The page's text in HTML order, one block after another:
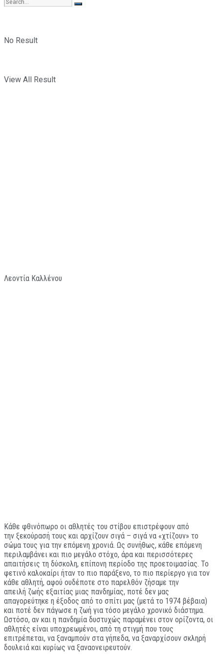
No Result
View All Result
Λεοντία Καλλένου
Κάθε φθινόπωρο οι αθλητές του στίβου επιστρέφουν από
την ξεκούρασή τους και αρχίζουν σιγά – σιγά να «χτίζουν» το
σώμα τους για την επόμενη χρονιά. Ως συνήθως, κάθε επόμενη
περιλαμβάνει και πιο μεγάλο στόχο, άρα και περισσότερες
απαιτήσεις τη δύσκολη, επίπονη περίοδο της προετοιμασίας. Το
φετινό καλοκαίρι ήταν το πιο παράξενο, το πιο περίεργο για τον
κάθε αθλητή, αφού ουδέποτε στο παρελθόν ζήσαμε την
απειλή ζωής εξαιτίας μιας πανδημίας, ποτέ δεν μας
απαγορεύτηκε η έξοδος από το σπίτι μας (μετά το 1974 βέβαια)
και ποτέ δεν πάγωσε η ζωή για τόσο μεγάλο χρονικό διάστημα.
Ωστόσο, αν και η πανδημία δυστυχώς παραμένει στον ορίζοντα, οι
αθλητές είναι υποχρεωμένοι, από τη στιγμή που τους
επιτρέπεται, να ξαναμπούν στα γήπεδα, να ξαναρχίσουν σκληρή
δουλειά και κυρίως να ξαναονειρευτούν.